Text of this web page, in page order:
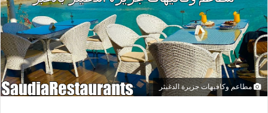
مطاعم وكافيهات جزيرة الدغيثر